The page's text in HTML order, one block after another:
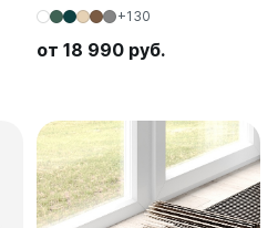
+130
от 18 990 руб.